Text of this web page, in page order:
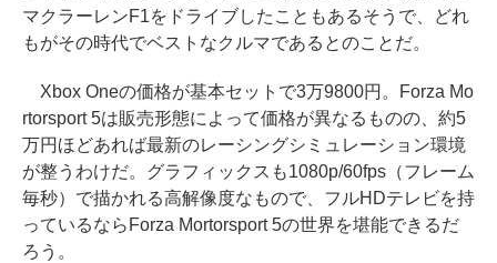
マクラーレンF1をドライブしたこともあるそうで、どれ
もがその時代でベストなクルマであるとのことだ。
Xbox Oneの価格が基本セットで3万9800円。Forza Mo
rtorsport 5は販売形態によって価格が異なるものの、約5
万円ほどあれば最新のレーシングシミュレーション環境
が整うわけだ。グラフィックスも1080p/60fps（フレーム
毎秒）で描かれる高解像度なもので、フルHDテレビを持
っているならForza Mortorsport 5の世界を堪能できるだ
ろう。